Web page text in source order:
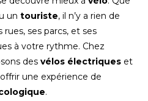
untouriste, il n’y a rien de
ses parcs, et ses
à votre rythme. Chez
desvélos électriques et
une expérience de
.